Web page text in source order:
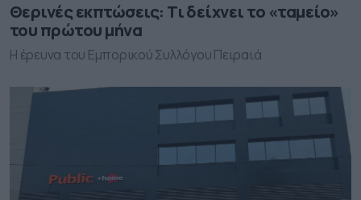
Θερινές εκπτώσεις: Τι δείχνει το «ταμείο»
του πρώτου μήνα
Η έρευνα του Εμπορικού Συλλόγου Πειραιά